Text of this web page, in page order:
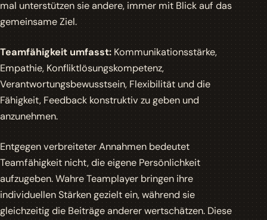
mal unterstützen sie andere, immer mit Blick auf das
gemeinsame Ziel.
Teamfähigkeit umfasst: Kommunikationsstärke,
Empathie, Konfliktlösungskompetenz,
Verantwortungsbewusstsein, Flexibilität und die
Fähigkeit, Feedback konstruktiv zu geben und
anzunehmen.
Entgegen verbreiteter Annahmen bedeutet
Teamfähigkeit nicht, die eigene Persönlichkeit
aufzugeben. Wahre Teamplayer bringen ihre
individuellen Stärken gezielt ein, während sie
gleichzeitig die Beiträge anderer wertschätzen. Diese